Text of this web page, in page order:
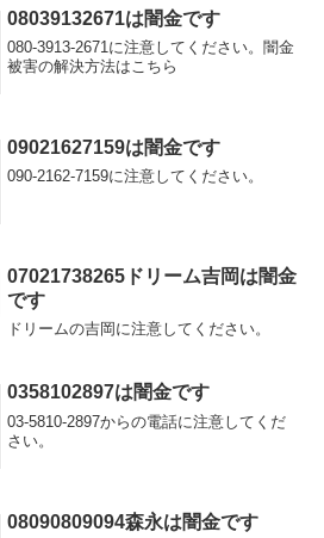
08039132671は闇金です
080-3913-2671に注意してください。闇金
被害の解決方法はこちら
09021627159は闇金です
090-2162-7159に注意してください。
07021738265ドリーム吉岡は闇金
です
ドリームの吉岡に注意してください。
0358102897は闇金です
03-5810-2897からの電話に注意してくだ
さい。
08090809094森永は闇金です